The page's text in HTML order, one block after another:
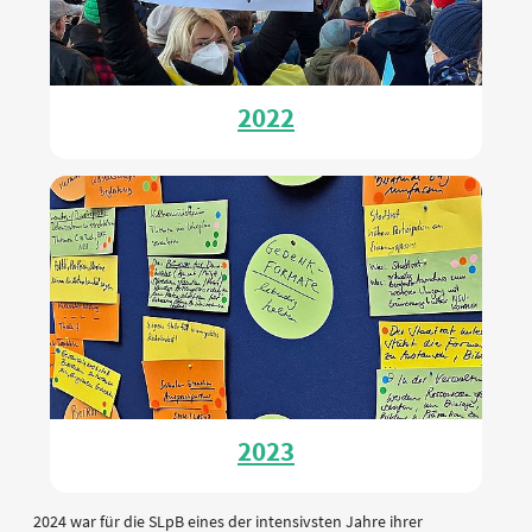
2022
2023
2024 war für die SLpB eines der intensivsten Jahre ihrer